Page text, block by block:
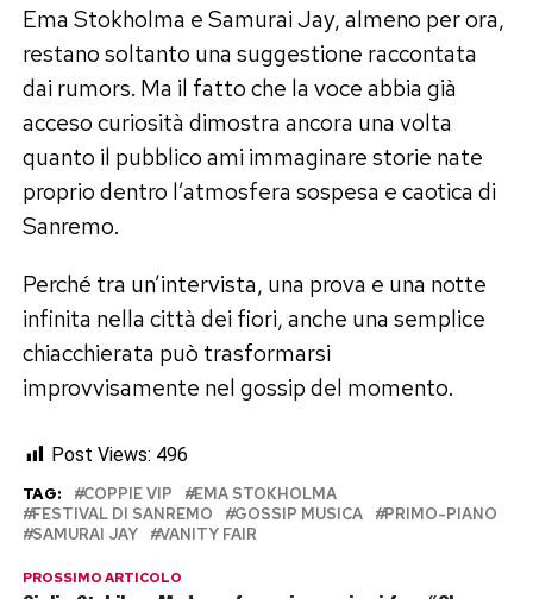
Ema Stokholma e Samurai Jay, almeno per ora,
restano soltanto una suggestione raccontata
dai rumors. Ma il fatto che la voce abbia già
acceso curiosità dimostra ancora una volta
quanto il pubblico ami immaginare storie nate
proprio dentro l’atmosfera sospesa e caotica di
Sanremo.
Perché tra un’intervista, una prova e una notte
infinita nella città dei fiori, anche una semplice
chiacchierata può trasformarsi
improvvisamente nel gossip del momento.
Post Views: 496
TAG: COPPIE VIP
EMA STOKHOLMA
FESTIVAL DI SANREMO
GOSSIP MUSICA
PRIMO-PIANO
SAMURAI JAY
VANITY FAIR
PROSSIMO ARTICOLO